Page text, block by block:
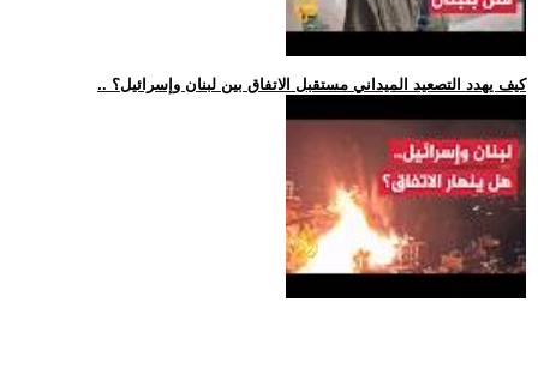
.. كيف يهدد التصعيد الميداني مستقبل الاتفاق بين لبنان وإسرائيل؟